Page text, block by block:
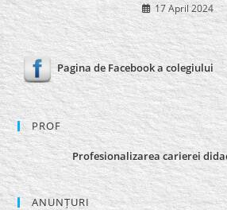
17 April 2024
Pagina de Facebook a colegiului
PROF
Profesionalizarea carierei
ANUNȚURI